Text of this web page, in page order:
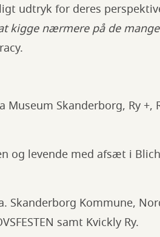
udtryk for deres
kigge nærmere på de
Skanderborg, Ry +,
og levende med afsæt i
Kommune,
samt Kvickly Ry.